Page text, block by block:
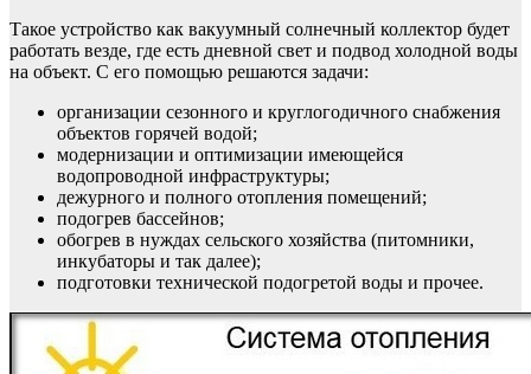
Такое устройство как вакуумный солнечный коллектор будет
работать везде, где есть дневной свет и подвод холодной воды
на объект. С его помощью решаются задачи:
организации сезонного и круглогодичного снабжения
объектов горячей водой;
модернизации и оптимизации имеющейся
водопроводной инфраструктуры;
дежурного и полного отопления помещений;
подогрев бассейнов;
обогрев в нуждах сельского хозяйства (питомники,
инкубаторы и так далее);
подготовки технической подогретой воды и прочее.